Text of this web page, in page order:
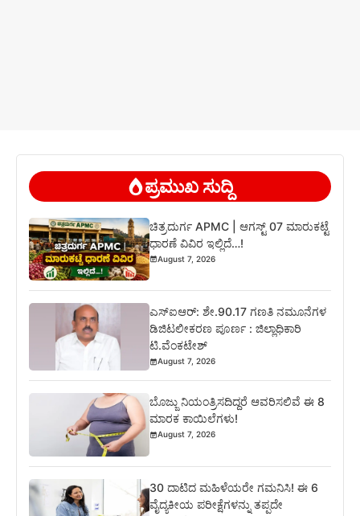
ಪ್ರಮುಖ ಸುದ್ದಿ
ಚಿತ್ರದುರ್ಗ APMC | ಆಗಸ್ಟ್ 07 ಮಾರುಕಟ್ಟೆ
ಧಾರಣೆ ವಿವಿರ ಇಲ್ಲಿದೆ…!
August 7, 2026
ಎಸ್‍ಐಆರ್: ಶೇ.90.17 ಗಣತಿ ನಮೂನೆಗಳ
ಡಿಜಿಟಲೀಕರಣ ಪೂರ್ಣ : ಜಿಲ್ಲಾಧಿಕಾರಿ
ಟಿ.ವೆಂಕಟೇಶ್
August 7, 2026
ಬೊಜ್ಜು ನಿಯಂತ್ರಿಸದಿದ್ದರೆ ಆವರಿಸಲಿವೆ ಈ 8
ಮಾರಕ ಕಾಯಿಲೆಗಳು!
August 7, 2026
30 ದಾಟಿದ ಮಹಿಳೆಯರೇ ಗಮನಿಸಿ! ಈ 6
ವೈದ್ಯಕೀಯ ಪರೀಕ್ಷೆಗಳನ್ನು ತಪ್ಪದೇ